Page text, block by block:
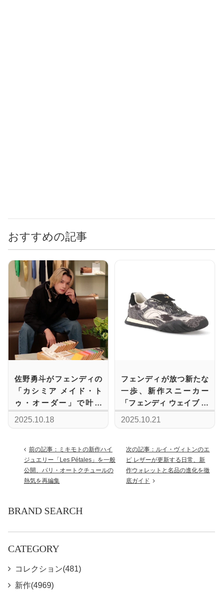
おすすめの記事
佐野勇斗がフェンディの
「カシミア メイド・ト
ゥ・オーダー」で叶え
た、世界に一着のニット
2025.10.18
フェンディが放つ新たな
一歩、新作スニーカー
「フェンディ ウェイブ パ
ルス」登場
2025.10.21
前の記事：ミキモトの新作ハイ
ジュエリー「Les Pétales」を一般
公開、パリ・オートクチュールの
熱気を再編集
次の記事：ルイ・ヴィトンのエ
ピ レザーが更新する日常、新
作ウォレットと名品の進化を徹
底ガイド
BRAND SEARCH
CATEGORY
コレクション(481)
新作(4969)